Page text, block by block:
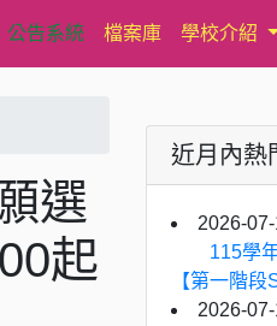
公告系統 檔案庫 學校介紹
選
起
近月內熱
2026-
115學
【第一階段
2026-